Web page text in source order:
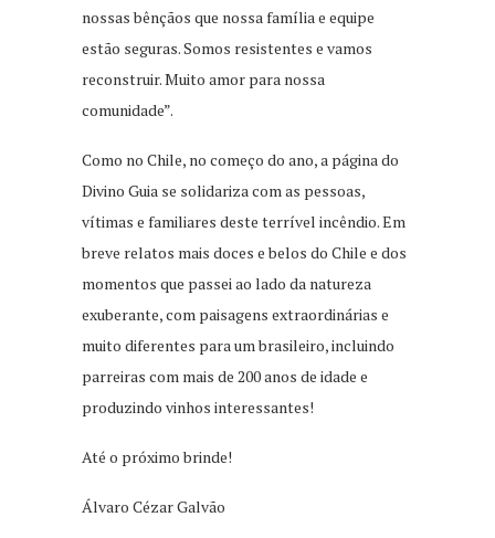
nossas bênçãos que nossa família e equipe
estão seguras. Somos resistentes e vamos
reconstruir. Muito amor para nossa
comunidade”.
Como no Chile, no começo do ano, a página do
Divino Guia se solidariza com as pessoas,
vítimas e familiares deste terrível incêndio. Em
breve relatos mais doces e belos do Chile e dos
momentos que passei ao lado da natureza
exuberante, com paisagens extraordinárias e
muito diferentes para um brasileiro, incluindo
parreiras com mais de 200 anos de idade e
produzindo vinhos interessantes!
Até o próximo brinde!
Álvaro Cézar Galvão